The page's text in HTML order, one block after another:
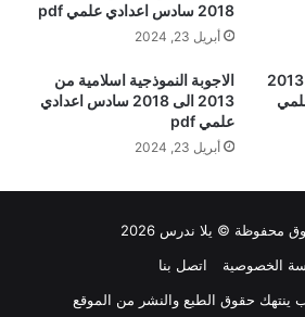
2018 سادس اعدادي علمي pdf
أبريل 23, 2024
الاجوبة النموذجية احياء من 2013
علمي
الاجوبة النموذجية اسلامية من
2013 الى 2018 سادس اعدادي
علمي pdf
أبريل 23, 2024
محفوظة © يلا ندرس 2026
الخصوصية
اتصل بنا
ينتهك حقوق الطبع والنشر من الموقع